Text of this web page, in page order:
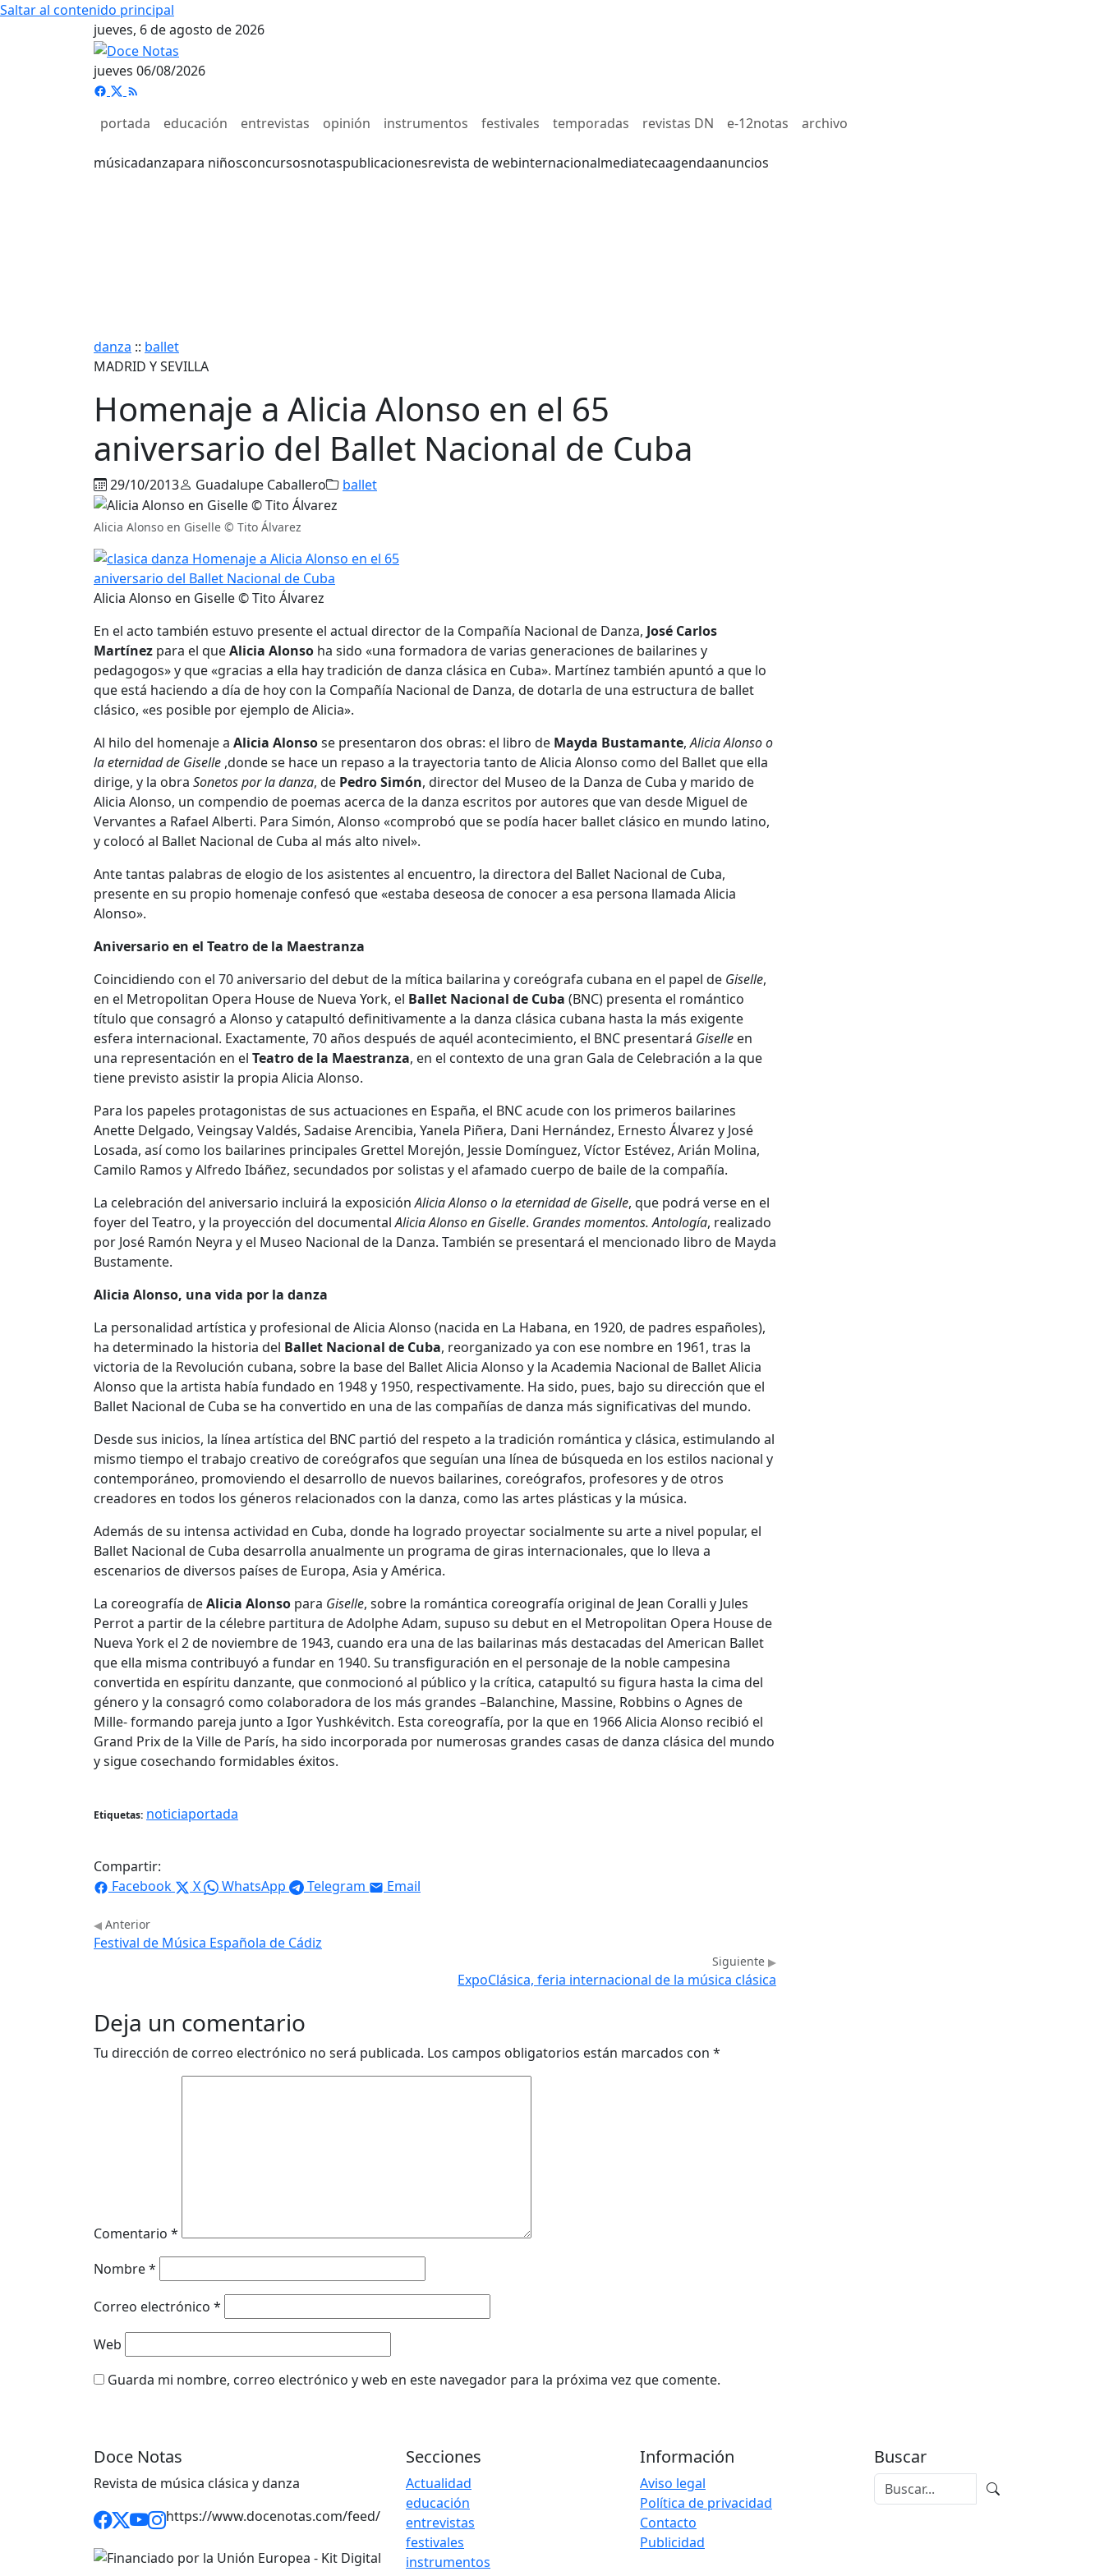
Saltar al contenido principal
jueves, 6 de agosto de 2026
jueves 06/08/2026
portada educación entrevistas opinión instrumentos festivales temporadas revistas DN e-12notas archivo
músicadanzapara niñosconcursosnotaspublicacionesrevista de webinternacionalmediatecaagendaanuncios
danza :: ballet
MADRID Y SEVILLA
Homenaje a Alicia Alonso en el 65
aniversario del Ballet Nacional de Cuba
29/10/2013 Guadalupe Caballero ballet
Alicia Alonso en Giselle © Tito Álvarez
Alicia Alonso en Giselle © Tito Álvarez
En el acto también estuvo presente el actual director de la Compañía Nacional de Danza, José Carlos
Martínez para el queAlicia Alonso ha sido «una formadora de varias generaciones de bailarines y
pedagogos» y que «gracias a ella hay tradición de danza clásica en Cuba». Martínez también apuntó a que lo
que está haciendo a día de hoy con la Compañía Nacional de Danza, de dotarla de una estructura de ballet
clásico, «es posible por ejemplo de Alicia».
Al hilo del homenaje a Alicia Alonsose presentaron dos obras: el libro de Mayda Bustamante,Alicia Alonso o
la eternidad de Giselle ,donde se hace un repaso a la trayectoria tanto de Alicia Alonso como del Ballet que ella
dirige, y la obra Sonetos por la danza, de Pedro Simón, director del Museo de la Danza de Cuba y marido de
Alicia Alonso, un compendio de poemas acerca de la danza escritos por autores que van desde Miguel de
Vervantes a Rafael Alberti. Para Simón, Alonso «comprobó que se podía hacer ballet clásico en mundo latino,
y colocó al Ballet Nacional de Cuba al más alto nivel».
Ante tantas palabras de elogio de los asistentes al encuentro, la directora del Ballet Nacional de Cuba,
presente en su propio homenaje confesó que «estaba deseosa de conocer a esa persona llamada Alicia
Alonso».
Aniversario en el Teatro de la Maestranza
Coincidiendo con el 70 aniversario del debut de la mítica bailarina y coreógrafa cubana en el papel de Giselle,
en el Metropolitan Opera House de Nueva York, el Ballet Nacional de Cuba (BNC) presenta el romántico
título que consagró a Alonso y catapultó definitivamente a la danza clásica cubana hasta la más exigente
esfera internacional. Exactamente, 70 años después de aquél acontecimiento, el BNC presentará Giselle en
una representación en el Teatro de la Maestranza, en el contexto de una gran Gala de Celebración a la que
tiene previsto asistir la propia Alicia Alonso.
Para los papeles protagonistas de sus actuaciones en España, el BNC acude con los primeros bailarines
Anette Delgado, Veingsay Valdés, Sadaise Arencibia, Yanela Piñera, Dani Hernández, Ernesto Álvarez y José
Losada, así como los bailarines principales Grettel Morejón, Jessie Domínguez, Víctor Estévez, Arián Molina,
Camilo Ramos y Alfredo Ibáñez, secundados por solistas y el afamado cuerpo de baile de la compañía.
La celebración del aniversario incluirá la exposiciónAlicia Alonso o la eternidad de Giselle, que podrá verse en el
foyer del Teatro, y la proyección del documentalAlicia Alonso en Giselle. Grandes momentos. Antología, realizado
por José Ramón Neyra y el Museo Nacional de la Danza. También se presentará el mencionado libro de Mayda
Bustamente.
Alicia Alonso, una vida por la danza
La personalidad artística y profesional de Alicia Alonso (nacida en La Habana, en 1920, de padres españoles),
ha determinado la historia del Ballet Nacional de Cuba, reorganizado ya con ese nombre en 1961, tras la
victoria de la Revolución cubana, sobre la base del Ballet Alicia Alonso y la Academia Nacional de Ballet Alicia
Alonso que la artista había fundado en 1948 y 1950, respectivamente. Ha sido, pues, bajo su dirección que el
Ballet Nacional de Cuba se ha convertido en una de las compañías de danza más significativas del mundo.
Desde sus inicios, la línea artística del BNC partió del respeto a la tradición romántica y clásica, estimulando al
mismo tiempo el trabajo creativo de coreógrafos que seguían una línea de búsqueda en los estilos nacional y
contemporáneo, promoviendo el desarrollo de nuevos bailarines, coreógrafos, profesores y de otros
creadores en todos los géneros relacionados con la danza, como las artes plásticas y la música.
Además de su intensa actividad en Cuba, donde ha logrado proyectar socialmente su arte a nivel popular, el
Ballet Nacional de Cuba desarrolla anualmente un programa de giras internacionales, que lo lleva a
escenarios de diversos países de Europa, Asia y América.
La coreografía deAlicia Alonso para Giselle, sobre la romántica coreografía original de Jean Coralli y Jules
Perrot a partir de la célebre partitura de Adolphe Adam, supuso su debut en el Metropolitan Opera House de
Nueva York el 2 de noviembre de 1943, cuando era una de las bailarinas más destacadas del American Ballet
que ella misma contribuyó a fundar en 1940. Su transfiguración en el personaje de la noble campesina
convertida en espíritu danzante, que conmocionó al público y la crítica, catapultó su figura hasta la cima del
género y la consagró como colaboradora de los más grandes –Balanchine, Massine, Robbins o Agnes de
Mille- formando pareja junto a Igor Yushkévitch. Esta coreografía, por la que en 1966 Alicia Alonso recibió el
Grand Prix de la Ville de París, ha sido incorporada por numerosas grandes casas de danza clásica del mundo
y sigue cosechando formidables éxitos.
Etiquetas: noticiaportada
Compartir:
Facebook
X WhatsApp Telegram Email
Anterior
Festival de Música Española de Cádiz
Siguiente
ExpoClásica, feria internacional de la música clásica
Deja un comentario
Tu dirección de correo electrónico no será publicada. Los campos obligatorios están marcados con *
Comentario *
Nombre*
Correo electrónico *
Web
Guarda mi nombre, correo electrónico y web en este navegador para la próxima vez que comente.
Doce Notas
Revista de música clásica y danza
https://www.docenotas.com/feed/
Secciones
Actualidad
educación
entrevistas
festivales
instrumentos
Información
Aviso legal
Política de privacidad
Contacto
Publicidad
Buscar